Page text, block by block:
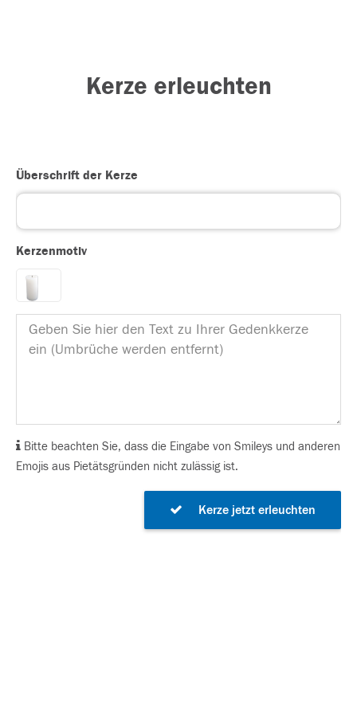
Kerze erleuchten
Überschrift der Kerze
Kerzenmotiv
Bitte beachten Sie, dass die Eingabe von Smileys und anderen
Emojis aus Pietätsgründen nicht zulässig ist.
Kerze jetzt erleuchten